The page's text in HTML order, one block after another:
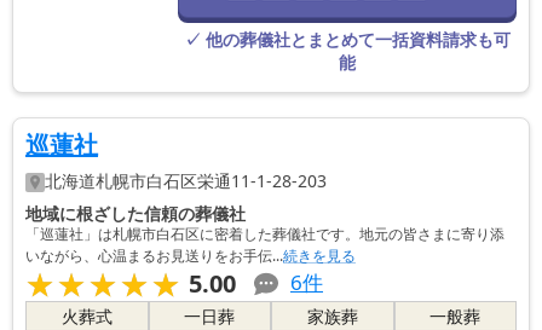
✓ 他の葬儀社とまとめて一括資料請求も可
能
巡蓮社
北海道札幌市白石区栄通11-1-28-203
地域に根ざした信頼の葬儀社
「巡蓮社」は札幌市白石区に密着した葬儀社です。地元の皆さまに寄り添
いながら、心温まるお見送りをお手伝...続きを見る
★★★★★
★★★★★ 5.00 6件
火葬式
一日葬
家族葬
一般葬